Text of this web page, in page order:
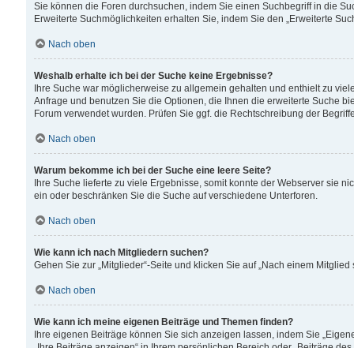
Sie können die Foren durchsuchen, indem Sie einen Suchbegriff in die
Erweiterte Suchmöglichkeiten erhalten Sie, indem Sie den „Erweiterte
Nach oben
Weshalb erhalte ich bei der Suche keine Ergebnisse?
Ihre Suche war möglicherweise zu allgemein gehalten und enthielt zu
Anfrage und benutzen Sie die Optionen, die Ihnen die erweiterte Suche
Forum verwendet wurden. Prüfen Sie ggf. die Rechtschreibung der
Nach oben
Warum bekomme ich bei der Suche eine leere Seite?
Ihre Suche lieferte zu viele Ergebnisse, somit konnte der Webserver sie
ein oder beschränken Sie die Suche auf verschiedene Unterforen.
Nach oben
Wie kann ich nach Mitgliedern suchen?
Gehen Sie zur „Mitglieder“-Seite und klicken Sie auf „Nach einem Mitglied
Nach oben
Wie kann ich meine eigenen Beiträge und Themen finden?
Ihre eigenen Beiträge können Sie sich anzeigen lassen, indem Sie